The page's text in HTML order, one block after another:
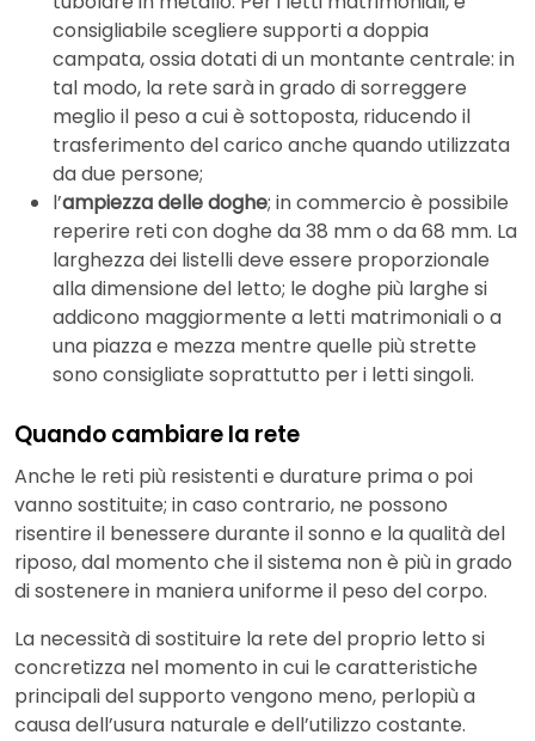
consigliabile scegliere supporti a doppia
campata, ossia dotati di un montante centrale: in
tal modo, la rete sarà in grado di sorreggere
meglio il peso a cui è sottoposta, riducendo il
trasferimento del carico anche quando utilizzata
da due persone;
l’ampiezza delle doghe; in commercio è possibile
reperire reti con doghe da 38 mm o da 68 mm. La
larghezza dei listelli deve essere proporzionale
alla dimensione del letto; le doghe più larghe si
addicono maggiormente a letti matrimoniali o a
una piazza e mezza mentre quelle più strette
sono consigliate soprattutto per i letti singoli.
Quando cambiare la rete
Anche le reti più resistenti e durature prima o poi
vanno sostituite; in caso contrario, ne possono
risentire il benessere durante il sonno e la qualità del
riposo, dal momento che il sistema non è più in grado
di sostenere in maniera uniforme il peso del corpo.
La necessità di sostituire la rete del proprio letto si
concretizza nel momento in cui le caratteristiche
principali del supporto vengono meno, perlopiù a
causa dell’usura naturale e dell’utilizzo costante.